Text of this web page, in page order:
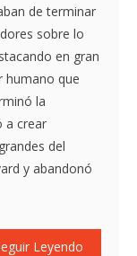
de terminar
sobre lo
en gran
humano que
la
a crear
del
y abandonó
Leyendo